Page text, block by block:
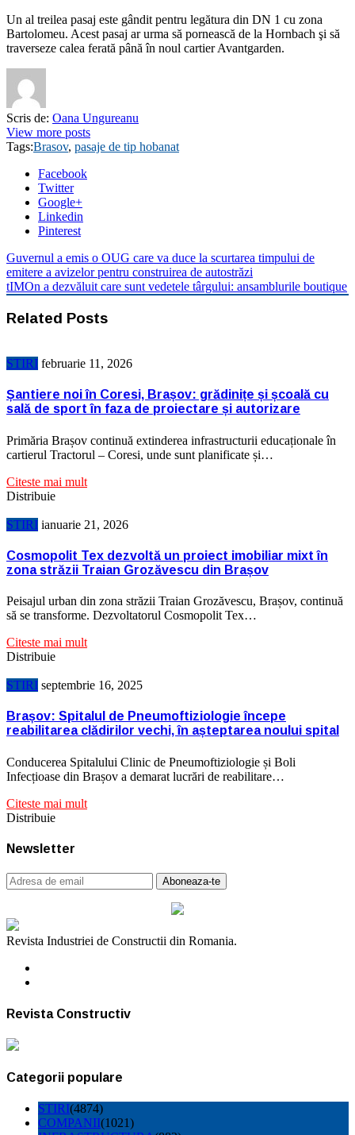
Un al treilea pasaj este gândit pentru legătura din DN 1 cu zona
Bartolomeu. Acest pasaj ar urma să pornească de la Hornbach şi să
traverseze calea ferată până în noul cartier Avantgarden.
Scris de: Oana Ungureanu
View more posts
Tags:Brasov, pasaje de tip hobanat
Facebook
Twitter
Google+
Linkedin
Pinterest
Guvernul a emis o OUG care va duce la scurtarea timpului de
emitere a avizelor pentru construirea de autostrăzi
tIMOn a dezvăluit care sunt vedetele târgului: ansamblurile boutique
Related Posts
STIRI februarie 11, 2026
Șantiere noi în Coresi, Brașov: grădinițe și școală cu
sală de sport în faza de proiectare și autorizare
Primăria Brașov continuă extinderea infrastructurii educaționale în
cartierul Tractorul – Coresi, unde sunt planificate și…
Citeste mai mult
Distribuie
STIRI ianuarie 21, 2026
Cosmopolit Tex dezvoltă un proiect imobiliar mixt în
zona străzii Traian Grozăvescu din Brașov
Peisajul urban din zona străzii Traian Grozăvescu, Brașov, continuă
să se transforme. Dezvoltatorul Cosmopolit Tex…
Citeste mai mult
Distribuie
STIRI septembrie 16, 2025
Brașov: Spitalul de Pneumoftiziologie începe
reabilitarea clădirilor vechi, în așteptarea noului spital
Conducerea Spitalului Clinic de Pneumoftiziologie și Boli
Infecțioase din Brașov a demarat lucrări de reabilitare…
Citeste mai mult
Distribuie
Newsletter
Revista Industriei de Constructii din Romania.
Revista Constructiv
Categorii populare
STIRI(4874)
COMPANII(1021)